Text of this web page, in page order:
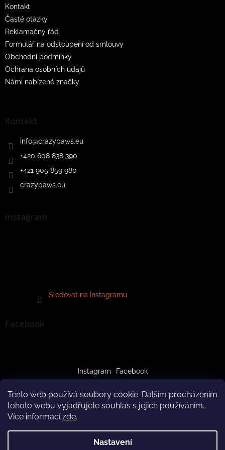
Tento web používá soubory cookie. Dalším procházením
tohoto webu vyjadřujete souhlas s jejich používáním..
Více informacízde.
Nastavení
Kontakt
Časté otázky
Reklamačný řád
Formulář na odstoupení od smlouvy
Obchodní podmínky
Ochrana osobních údajů
Námi nabízené značky
Kontakt
info@crazypaws.eu
+420 608 838 390
+421 905 859 980
crazypaws.eu
Instagram
Sledovat na Instagramu
Facebook
Instagram Facebook